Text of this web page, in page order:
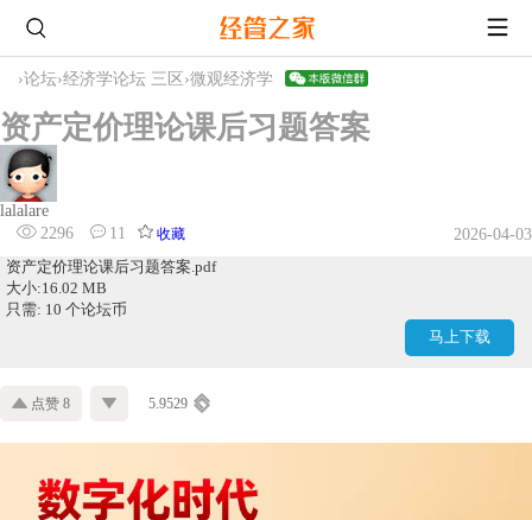
›论坛›经济学论坛 三区 ›微观经济学
资产定价理论课后习题答案
lalalare
2296
11 收藏
2026-04-03
资产定价理论课后习题答案.pdf
大小:16.02 MB
只需: 10 个论坛币
马上下载
点赞 8 5.9529